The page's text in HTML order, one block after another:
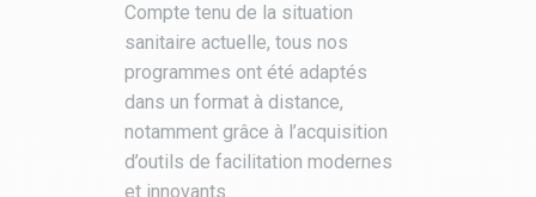
Compte tenu de la situation
sanitaire actuelle, tous nos
programmes ont été adaptés
dans un format à distance,
notamment grâce à l’acquisition
d’outils de facilitation modernes
et innovants.